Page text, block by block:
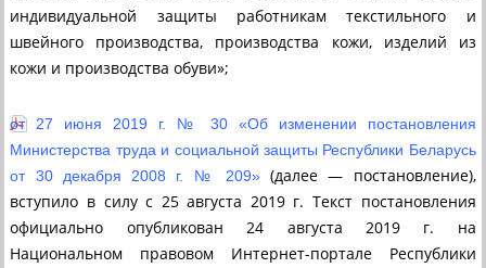
индивидуальной защиты работникам текстильного и
швейного производства, производства кожи, изделий из
кожи и производства обуви»;
от 27 июня 2019 г. № 30 «Об изменении постановления
Министерства труда и социальной защиты Республики Беларусь
от 30 декабря 2008 г. № 209» (далее — постановление),
вступило в силу с 25 августа 2019 г. Текст постановления
официально опубликован 24 августа 2019 г. на
Национальном правовом Интернет-портале Республики